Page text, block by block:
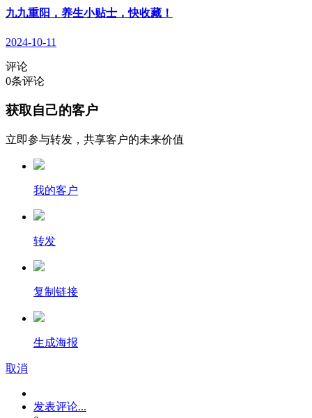
九九重阳，养生小贴士，快收藏！
2024-10-11
评论
0条评论
获取自己的客户
立即参与转发，共享客户的未来价值
我的客户
转发
复制链接
生成海报
取消
发表评论...